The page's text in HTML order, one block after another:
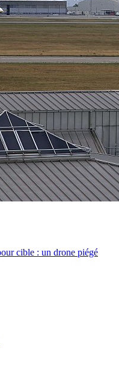
cible : un drone piégé